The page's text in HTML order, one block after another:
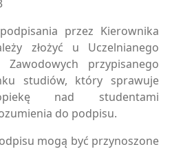
przez Kierownika
złożyć u Uczelnianego
przypisanego
studiów, który sprawuje
nad studentami
do podpisu.
mogą być przynoszone